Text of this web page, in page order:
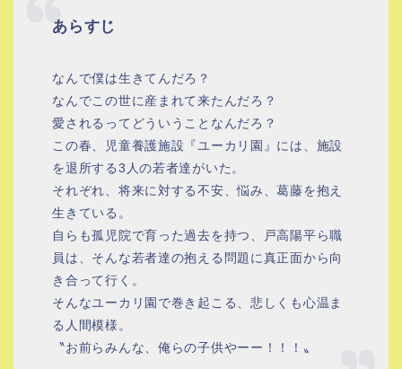
あらすじ
なんで僕は生きてんだろ？
なんでこの世に産まれて来たんだろ？
愛されるってどういうことなんだろ？
この春、児童養護施設『ユーカリ園』には、施設
を退所する3人の若者達がいた。
それぞれ、将来に対する不安、悩み、葛藤を抱え
生きている。
自らも孤児院で育った過去を持つ、戸高陽平ら職
員は、そんな若者達の抱える問題に真正面から向
き合って行く。
そんなユーカリ園で巻き起こる、悲しくも心温ま
る人間模様。
〝お前らみんな、俺らの子供やーー！！！〟